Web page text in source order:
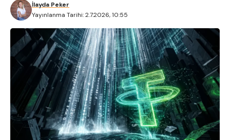
Yayınlanma Tarihi: 2.7.2026, 10:55
İlayda Peker